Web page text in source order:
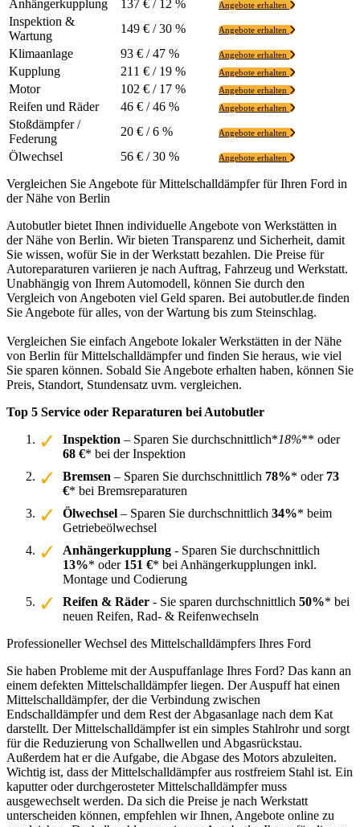
Anhängerkupplung 137 € / 12 % Angebote erhalten
Inspektion &
Wartung
149 € / 30 % Angebote erhalten
Klimaanlage 93 € / 47 % Angebote erhalten
Kupplung 211 € / 19 % Angebote erhalten
Motor 102 € / 17 % Angebote erhalten
Reifen und Räder 46 € / 46 % Angebote erhalten
Stoßdämpfer /
Federung
20 € / 6 % Angebote erhalten
Ölwechsel 56 € / 30 % Angebote erhalten
Vergleichen Sie Angebote für Mittelschalldämpfer für Ihren Ford in
der Nähe von Berlin
Autobutler bietet Ihnen individuelle Angebote von Werkstätten in
der Nähe von Berlin. Wir bieten Transparenz und Sicherheit, damit
Sie wissen, wofür Sie in der Werkstatt bezahlen. Die Preise für
Autoreparaturen variieren je nach Auftrag, Fahrzeug und Werkstatt.
Unabhängig von Ihrem Automodell, können Sie durch den
Vergleich von Angeboten viel Geld sparen. Bei autobutler.de finden
Sie Angebote für alles, von der Wartung bis zum Steinschlag.
Vergleichen Sie einfach Angebote lokaler Werkstätten in der Nähe
von Berlin für Mittelschalldämpfer und finden Sie heraus, wie viel
Sie sparen können. Sobald Sie Angebote erhalten haben, können Sie
Preis, Standort, Stundensatz uvm. vergleichen.
Top 5 Service oder Reparaturen bei Autobutler
Inspektion – Sparen Sie durchschnittlich*18%** oder
68 €* bei der Inspektion
Bremsen – Sparen Sie durchschnittlich 78%* oder 73
€* bei Bremsreparaturen
Ölwechsel – Sparen Sie durchschnittlich 34%* beim
Getriebeölwechsel
Anhängerkupplung - Sparen Sie durchschnittlich
13%* oder 151 €* bei Anhängerkupplungen inkl.
Montage und Codierung
Reifen & Räder - Sie sparen durchschnittlich 50%* bei
neuen Reifen, Rad- & Reifenwechseln
Professioneller Wechsel des Mittelschalldämpfers Ihres Ford
Sie haben Probleme mit der Auspuffanlage Ihres Ford? Das kann an
einem defekten Mittelschalldämpfer liegen. Der Auspuff hat einen
Mittelschalldämpfer, der die Verbindung zwischen
Endschalldämpfer und dem Rest der Abgasanlage nach dem Kat
darstellt. Der Mittelschalldämpfer ist ein simples Stahlrohr und sorgt
für die Reduzierung von Schallwellen und Abgasrückstau.
Außerdem hat er die Aufgabe, die Abgase des Motors abzuleiten.
Wichtig ist, dass der Mittelschalldämpfer aus rostfreiem Stahl ist. Ein
kaputter oder durchgerosteter Mittelschalldämpfer muss
ausgewechselt werden. Da sich die Preise je nach Werkstatt
unterscheiden können, empfehlen wir Ihnen, Angebote online zu